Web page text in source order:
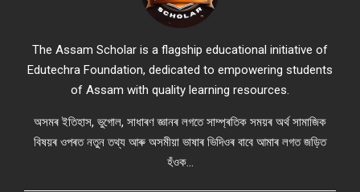
The Assam Scholar is a flagship educational initiative of
Edutechra Foundation, dedicated to empowering students
of Assam with quality learning resources.
অসমৰ ইতিহাস, ভুগোল, সাধাৰণ জ্ঞানৰ লগতে সাম্প্ৰতিক সময়ৰ অৰ্থ সামাজিক
বিষয়ৰ ওপৰত নতুন তথ্য আৰু অসমীয়া ভাষাৰ ভিদিওৰ বাবে আমাৰ লগত জড়িত
হঁওক...